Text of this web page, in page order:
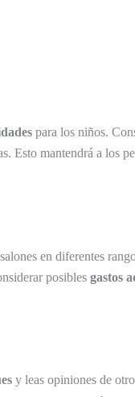
para los niños.
Esto mantendrá a los
en diferentes
posibles gastos
y leas opiniones de